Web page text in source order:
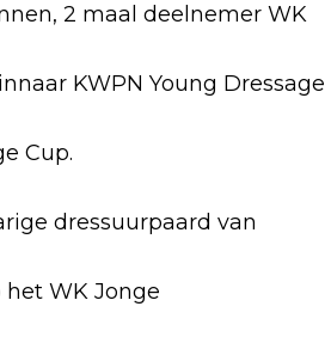
2 maal deelnemer WK
KWPN Young Dressage
Cup.
dressuurpaard van
het WK Jonge